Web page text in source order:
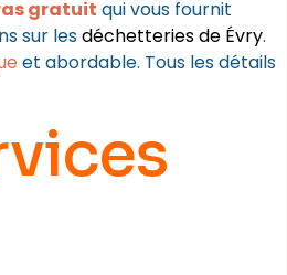
gratuit qui vous fournit
sur lesdéchetteries de Évry.
et abordable. Tous les détails